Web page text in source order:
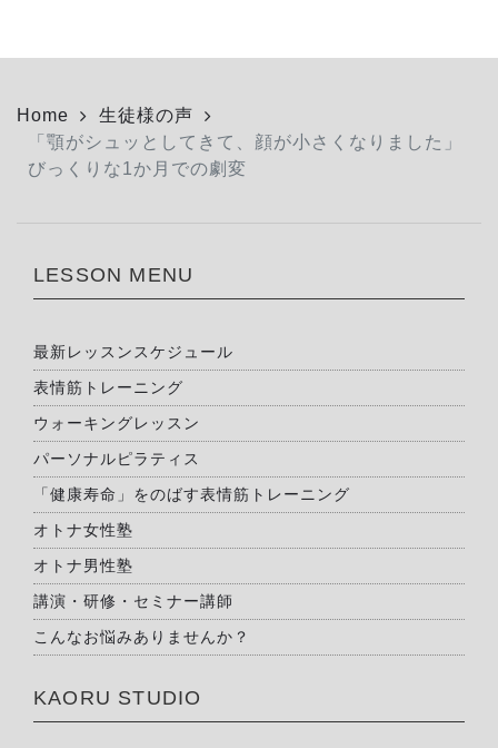
Home
生徒様の声
「顎がシュッとしてきて、顔が小さくなりました」
びっくりな1か月での劇変
LESSON MENU
最新レッスンスケジュール
表情筋トレーニング
ウォーキングレッスン
パーソナルピラティス
「健康寿命」をのばす表情筋トレーニング
オトナ女性塾
オトナ男性塾
講演・研修・セミナー講師
こんなお悩みありませんか？
KAORU STUDIO